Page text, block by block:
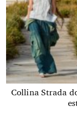
Collina Strada